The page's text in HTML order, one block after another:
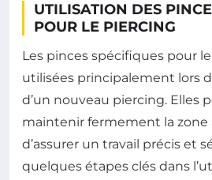
UTILISATION DES
POUR LE PIERCING
Les pinces spécifiques pour
utilisées principalement lors
d’un nouveau piercing. Elles
maintenir fermement la zone
d’assurer un travail précis et
quelques étapes clés dans